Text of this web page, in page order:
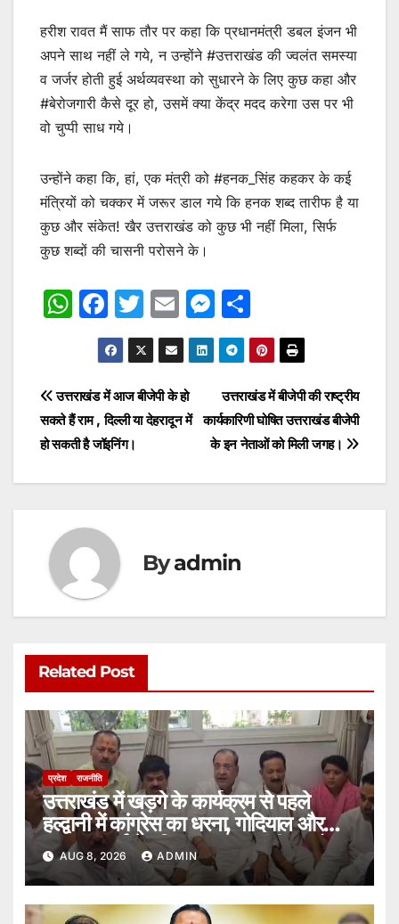
हरीश रावत मैं साफ तौर पर कहा कि प्रधानमंत्री डबल इंजन भी
अपने साथ नहीं ले गये, न उन्होंने #उत्तराखंड की ज्वलंत समस्या
व जर्जर होती हुई अर्थव्यवस्था को सुधारने के लिए कुछ कहा और
#बेरोजगारी कैसे दूर हो, उसमें क्या केंद्र मदद करेगा उस पर भी
वो चुप्पी साध गये।
उन्होंने कहा कि, हां, एक मंत्री को #हनक_सिंह कहकर के कई
मंत्रियों को चक्कर में जरूर डाल गये कि हनक शब्द तारीफ है या
कुछ और संकेत! खैर उत्तराखंड को कुछ भी नहीं मिला, सिर्फ
कुछ शब्दों की चासनी परोसने के।
W
s
A
p
p
F
a
c
e
b
o
o
T
w
itt
er
E
m
ai
l
M
e
s
s
e
n
g
h
ar
e
Post
navigation
उत्तराखंड में बीजेपी की राष्ट्रीय
कार्यकारिणी घोषित उत्तराखंड बीजेपी
के इन नेताओं को मिली जगह।
उत्तराखंड में आज बीजेपी के हो
सकते हैं राम , दिल्ली या देहरादून में
हो सकती है जॉइनिंग।
Byadmin
Related Post
प्रदेश राजनीति
उत्तराखंड में खड़गे के कार्यक्रम से पहले
हल्द्वानी में कांग्रेस का धरना, गोदियाल और
यशपाल आर्य ने पुलिस पर लगाए गंभीर आरोप।
AUG 8, 2026 ADMIN